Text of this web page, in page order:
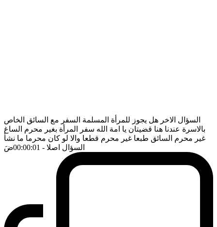
السؤال الاخر هل يجوز للمرأة المسلمة السفر مع السائق الخاص
بالاسرة عندنا هنا قضيتان يا امة الله سفر المرأة بغير محرم الساغ
غير محرم السائق طبعا غير محرم قطعا والا لو كان محرما ما نشأ
السؤال اصلا - 00:00:01 ضَ